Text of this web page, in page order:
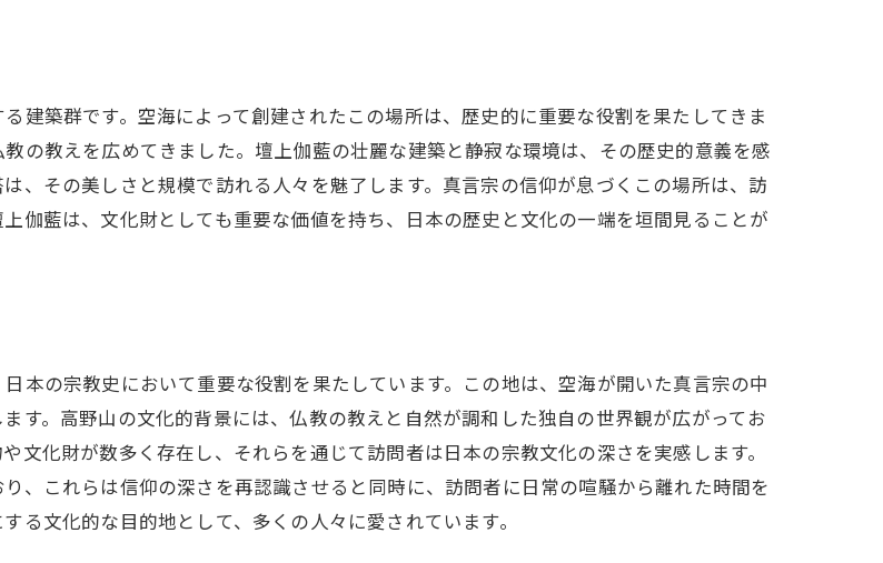
史的遺産としての建築美の価値
築美と自然の調和が生む神秘的空間
築美から見る真言宗の精神性
去と現在が交錯する神秘的な空間
を見据える心の平静を得る場
さの中で心の真実に向き合う
超えて続く真言宗の教えと静寂
の流れと心の平和が共存する場所
建築群です。空海によって創建されたこの場所は、歴史的に重要な役割を果たしてきま
の教えを広めてきました。壇上伽藍の壮麗な建築と静寂な環境は、その歴史的意義を感
、その美しさと規模で訪れる人々を魅了します。真言宗の信仰が息づくこの場所は、訪
伽藍は、文化財としても重要な価値を持ち、日本の歴史と文化の一端を垣間見ることが
本の宗教史において重要な役割を果たしています。この地は、空海が開いた真言宗の中
す。高野山の文化的背景には、仏教の教えと自然が調和した独自の世界観が広がってお
文化財が数多く存在し、それらを通じて訪問者は日本の宗教文化の深さを実感します。
、これらは信仰の深さを再認識させると同時に、訪問者に日常の喧騒から離れた時間を
る文化的な目的地として、多くの人々に愛されています。